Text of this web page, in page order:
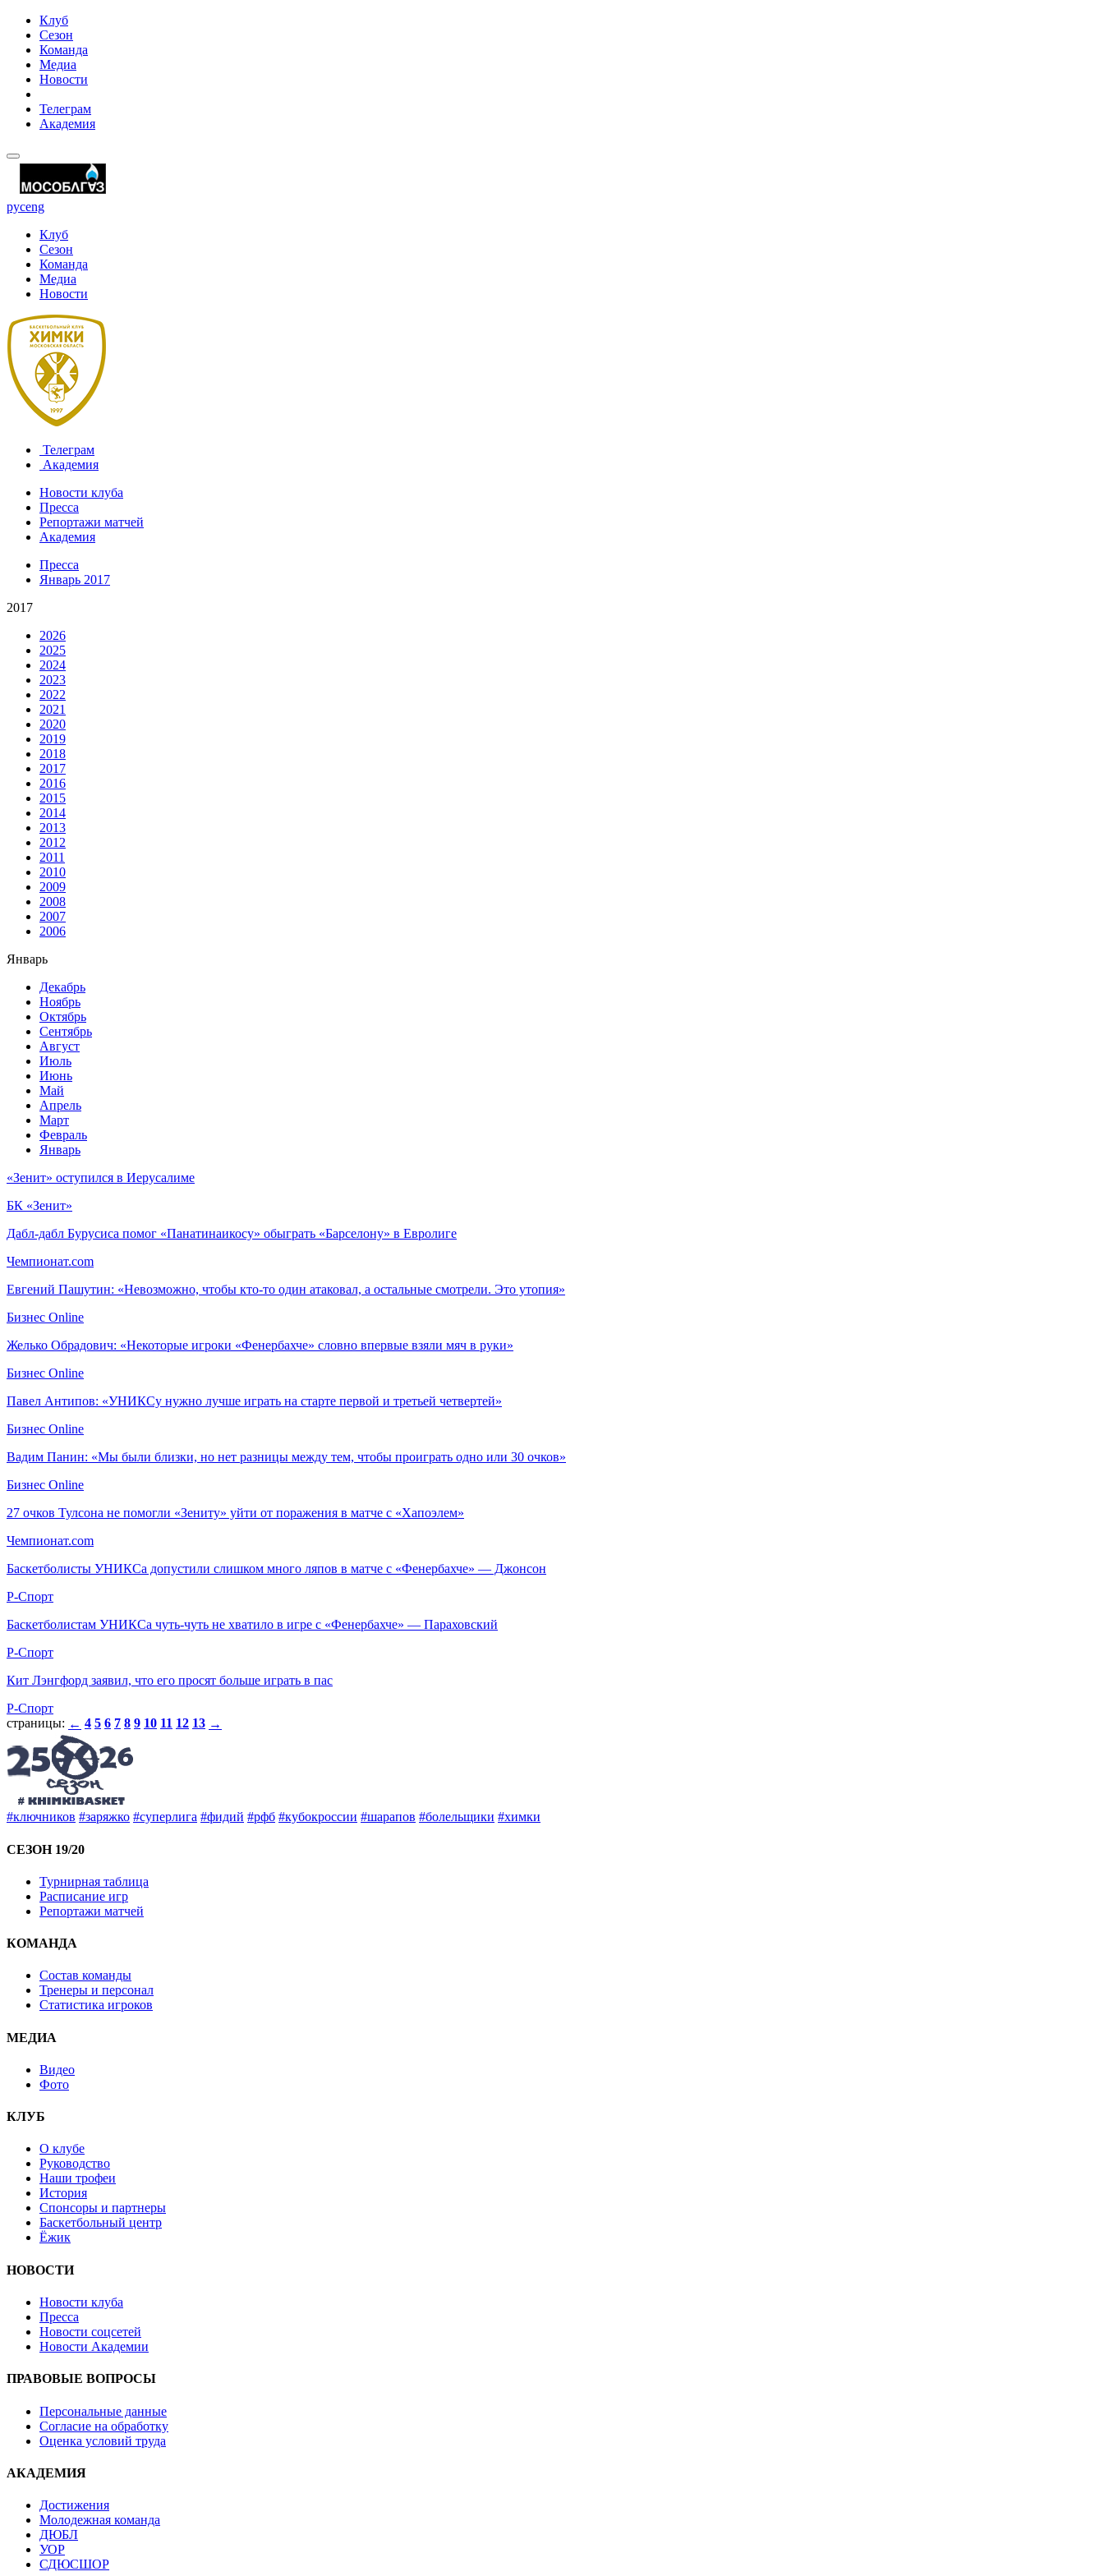
Клуб
Сезон
Команда
Медиа
Новости
Телеграм
Академия
русeng
Клуб
Сезон
Команда
Медиа
Новости
Телеграм
Академия
Новости клуба
Пресса
Репортажи матчей
Академия
Пресса
Январь 2017
2017
2026
2025
2024
2023
2022
2021
2020
2019
2018
2017
2016
2015
2014
2013
2012
2011
2010
2009
2008
2007
2006
Январь
Декабрь
Ноябрь
Октябрь
Сентябрь
Август
Июль
Июнь
Май
Апрель
Март
Февраль
Январь
«Зенит» оступился в Иерусалиме
БК «Зенит»
Дабл-дабл Бурусиса помог «Панатинаикосу» обыграть «Барселону» в Евролиге
Чемпионат.com
Евгений Пашутин: «Невозможно, чтобы кто-то один атаковал, а остальные смотрели. Это утопия»
Бизнес Online
​Желько Обрадович: «Некоторые игроки «Фенербахче» словно впервые взяли мяч в руки»
Бизнес Online
Павел Антипов: «УНИКСу нужно лучше играть на старте первой и третьей четвертей»
Бизнес Online
Вадим Панин: «Мы были близки, но нет разницы между тем, чтобы проиграть одно или 30 очков​»
Бизнес Online
27 очков Тулсона не помогли «Зениту» уйти от поражения в матче с «Хапоэлем»
Чемпионат.com
Баскетболисты УНИКСа допустили слишком много ляпов в матче с «Фенербахче» — Джонсон
Р-Спорт
Баскетболистам УНИКСа чуть-чуть не хватило в игре с «Фенербахче» — Параховский
Р-Спорт
Кит Лэнгфорд заявил, что его просят больше играть в пас
Р-Спорт
страницы: ← 4 5 6 7 8 9 10 11 12 13 →
#ключников #заряжко #суперлига #фидий #рфб #кубокроссии #шарапов #болельщики #химки
СЕЗОН 19/20
Турнирная таблица
Расписание игр
Репортажи матчей
КОМАНДА
Состав команды
Тренеры и персонал
Статистика игроков
МЕДИА
Видео
Фото
КЛУБ
О клубе
Руководство
Наши трофеи
История
Спонсоры и партнеры
Баскетбольный центр
Ёжик
НОВОСТИ
Новости клуба
Пресса
Новости соцсетей
Новости Академии
ПРАВОВЫЕ ВОПРОСЫ
Персональные данные
Согласие на обработку
Оценка условий труда
АКАДЕМИЯ
Достижения
Молодежная команда
ДЮБЛ
УОР
СДЮСШОР